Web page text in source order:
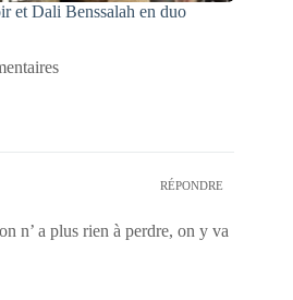
et Dali Benssalah en duo
RÉPONDRE
n’ a plus rien à perdre, on y va